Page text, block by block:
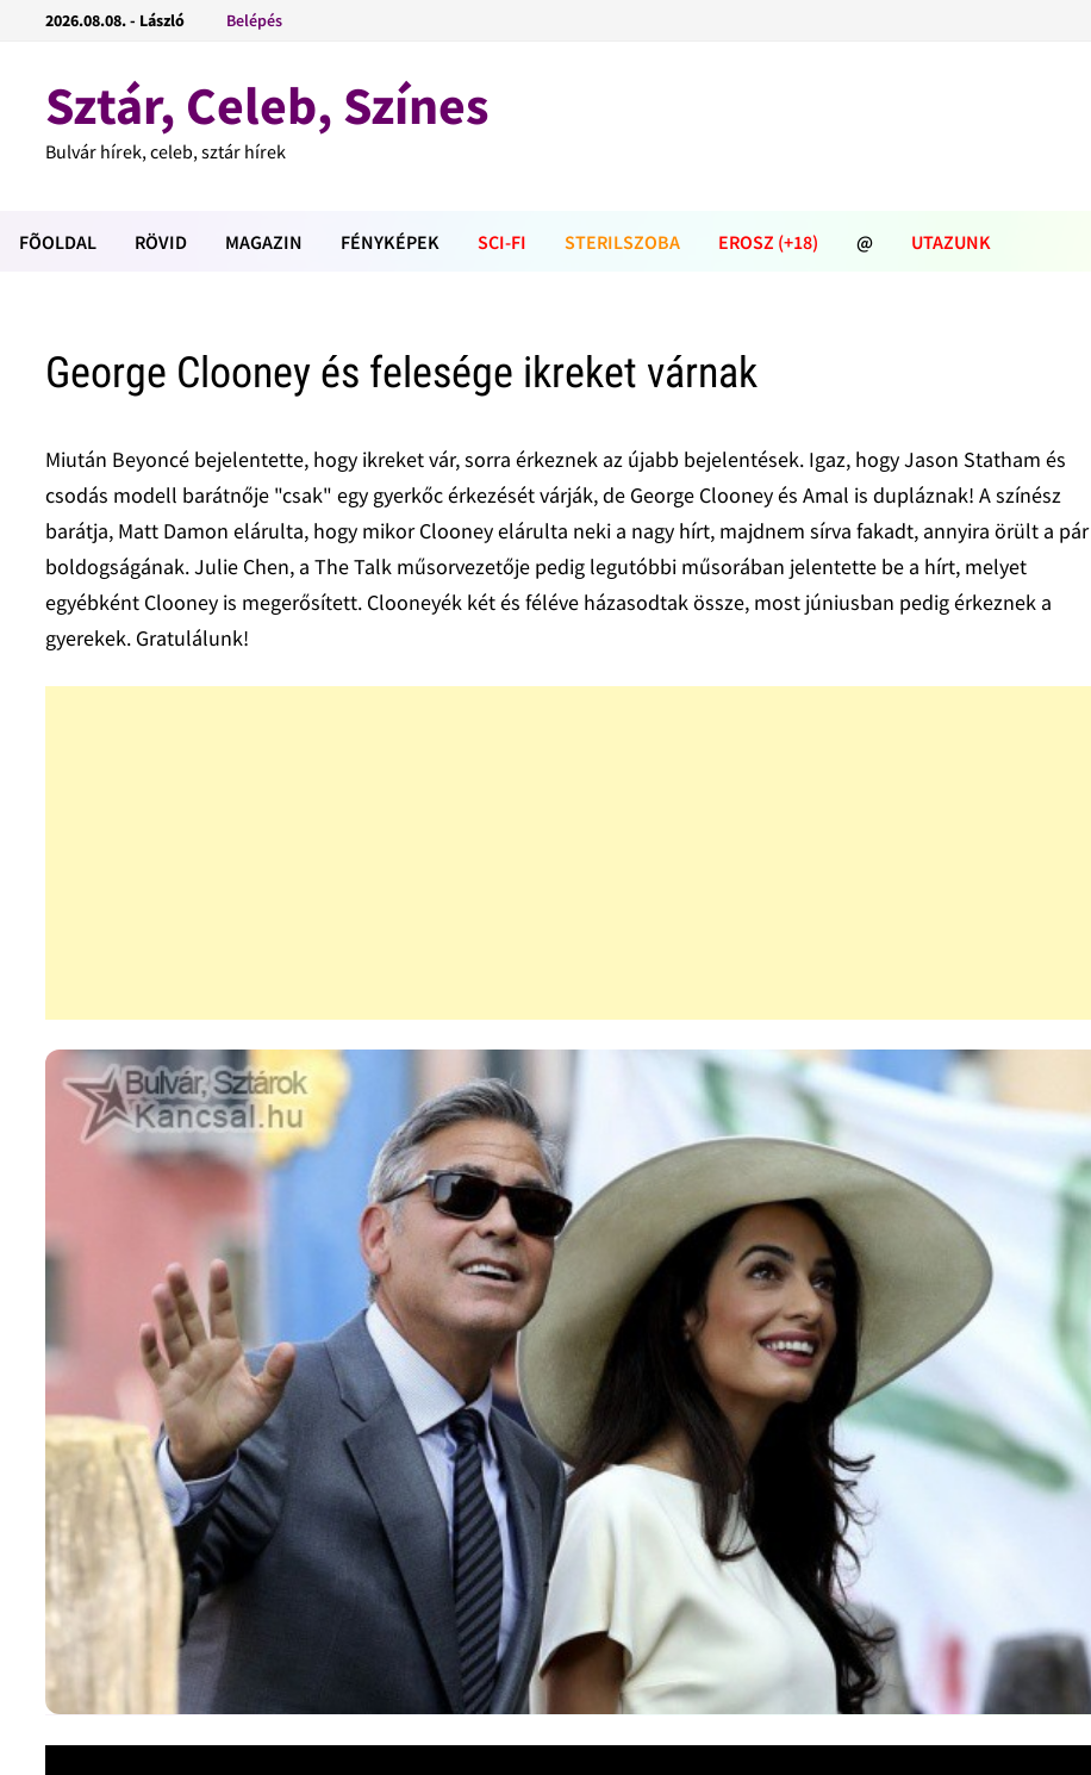
2026.08.08. - László Belépés
Sztár, Celeb, Színes
Bulvár hírek, celeb, sztár hírek
FÕOLDAL RÖVID MAGAZIN FÉNYKÉPEK SCI-FI STERILSZOBA EROSZ (+18) @ UTAZUNK
George Clooney és felesége ikreket várnak
Miután Beyoncé bejelentette, hogy ikreket vár, sorra érkeznek az újabb bejelentések. Igaz, hogy Jason Statham és
csodás modell barátnője "csak" egy gyerkőc érkezését várják, de George Clooney és Amal is dupláznak! A színész
barátja, Matt Damon elárulta, hogy mikor Clooney elárulta neki a nagy hírt, majdnem sírva fakadt, annyira örült a pár
boldogságának. Julie Chen, a The Talk műsorvezetője pedig legutóbbi műsorában jelentette be a hírt, melyet
egyébként Clooney is megerősített. Clooneyék két és féléve házasodtak össze, most júniusban pedig érkeznek a
gyerekek. Gratulálunk!